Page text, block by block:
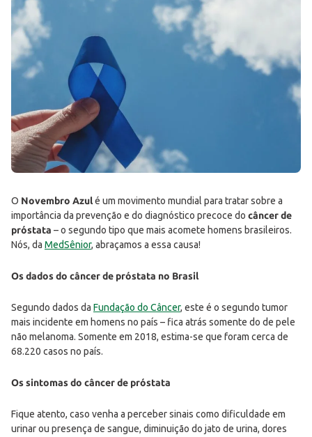
O Novembro Azulé um movimento mundial para tratar sobre a
importância da prevenção e do diagnóstico precoce do câncer de
próstata – o segundo tipo que mais acomete homens brasileiros.
Nós, da MedSênior, abraçamos a essa causa!
Os dados do câncer de próstata no Brasil
Segundo dados da Fundação do Câncer, este é o segundo tumor
mais incidente em homens no país – fica atrás somente do de pele
não melanoma. Somente em 2018, estima-se que foram cerca de
68.220 casos no país.
Os sintomas do câncer de próstata
Fique atento, caso venha a perceber sinais como dificuldade em
urinar ou presença de sangue, diminuição do jato de urina, dores